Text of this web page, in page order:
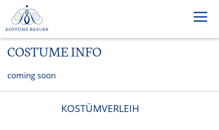
content
COSTUME INFO
coming soon
KOSTÜMVERLEIH